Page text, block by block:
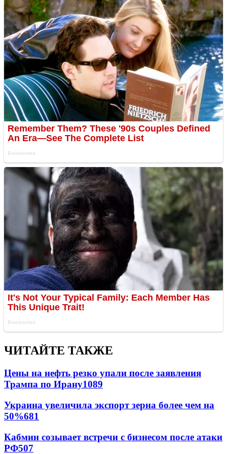
ЧИТАЙТЕ ТАКЖЕ
Цены на нефть резко упали после заявления
Трампа по Ирану1089
Украина увеличила экспорт зерна более чем на
50%681
Кабмин созывает встречи с бизнесом после атаки
РФ507